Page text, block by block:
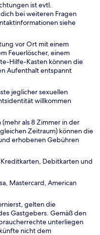
ist evtl.
bei weiteren Fragen
siehe
vor Ort mit einem
Feuerlöscher, einem
Hilfe-Kasten können die
Aufenthalt entspannt
jeglicher sexuellen
willkommen
als 8 Zimmer in der
Zeitraum) können die
erhobenen Gebühren
Debitkarten und
Mastercard, American
gelten die
Gastgebers. Gemäß den
unterliegen
nicht dem